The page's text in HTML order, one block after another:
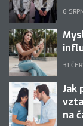
6
31
Jak
na